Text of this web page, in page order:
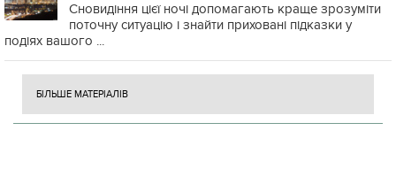
Сновидіння цієї ночі допомагають краще зрозуміти
поточну ситуацію і знайти приховані підказки у
подіях вашого ...
БІЛЬШЕ МАТЕРІАЛІВ